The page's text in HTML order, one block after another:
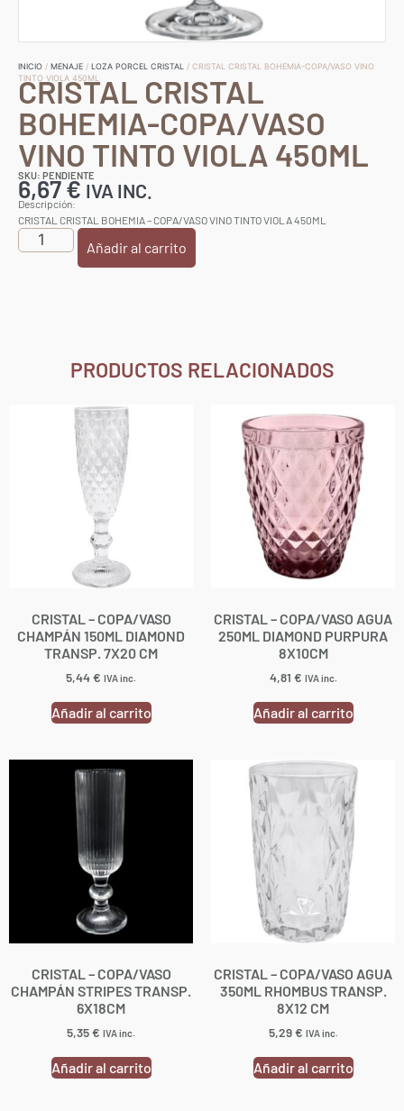
INICIO / MENAJE / LOZA PORCEL CRISTAL
/ CRISTAL CRISTAL BOHEMIA-COPA/VASO VINO
TINTO VIOLA 450ML
CRISTAL CRISTAL
BOHEMIA-COPA/VASO
VINO TINTO VIOLA 450ML
SKU: PENDIENTE
6,67€ IVA INC.
Descripción:
CRISTAL CRISTAL BOHEMIA – COPA/VASO VINO TINTO VIOLA 450ML
Añadir al carrito
PRODUCTOS RELACIONADOS
CRISTAL – COPA/VASO
CHAMPÁN 150ML DIAMOND
TRANSP. 7X20 CM
5,44€ IVA inc.
Añadir al carrito
CRISTAL – COPA/VASO AGUA
250ML DIAMOND PURPURA
8X10CM
4,81 € IVA inc.
Añadir al carrito
CRISTAL – COPA/VASO
CHAMPÁN STRIPES TRANSP.
6X18CM
5,35€ IVA inc.
Añadir al carrito
CRISTAL – COPA/VASO AGUA
350ML RHOMBUS TRANSP.
8X12 CM
5,29€ IVA inc.
Añadir al carrito